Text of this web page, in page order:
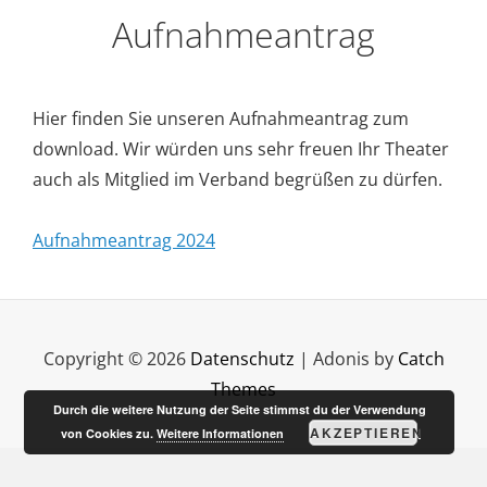
Aufnahmeantrag
Hier finden Sie unseren Aufnahmeantrag zum
download. Wir würden uns sehr freuen Ihr Theater
auch als Mitglied im Verband begrüßen zu dürfen.
Aufnahmeantrag 2024
Copyright © 2026 Datenschutz | Adonis by Catch
Themes
Durch die weitere Nutzung der Seite stimmst du der Verwendung
von Cookies zu.Weitere Informationen AKZEPTIEREN